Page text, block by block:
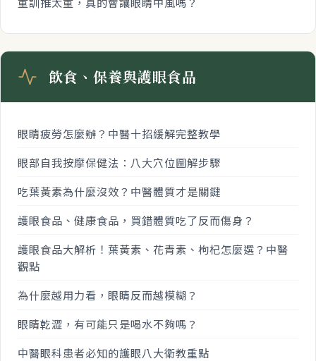
飲食、保養與護眼食品
眼睛疲勞怎麼辦？中醫十招緩解完整教學
眼部自我按摩保健法：八大穴位圖解步驟
吃葉黃素為什麼沒效？中醫體質才是關鍵
護眼食品、健康食品，買錯體質吃了反而傷身？
護眼食品大解析！葉黃素、花青素、枸杞怎麼選？中醫
觀點
為什麼越用力看，眼睛反而越模糊？
眼睛乾澀，有可能只是喝水不夠嗎？
中醫眼科患者必知的護眼八大衛教重點